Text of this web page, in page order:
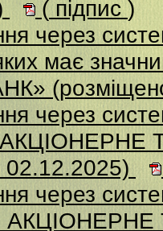
( підпис )
через
має
через
02.12.2025)
через